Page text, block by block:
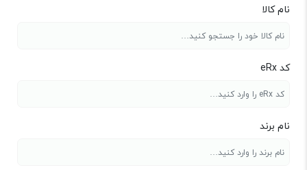
نام کالا
کد eRx
نام برند